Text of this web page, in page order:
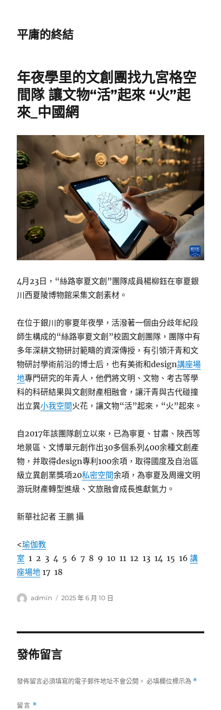
平庸的終結
年夜學里的文創團找九宮格空
間隊 讓文物“活”起來 “火”起
來_中國網
4月23日，“絲路寧夏文創”團隊成員楊柳鈺在寧夏銀
川西夏陵博物館采集文創素材。
在位于銀川的寧夏年夜學，活潑著一個由分歧年紀段
師生構成的“絲路寧夏文創”校園文創團隊，團隊中有
多年深耕文物研討範疇的資深傳授，有引領汗青和文
物研討學術前沿的博士后，也有美術和design講座場
地專門研究的年青人，他們將文明、文物、考古等學
科的科研結果與文創財產相融會，讓汗青與古代碰撞
出立異小我空間火花，讓文物“活”起來，“火”起來。
自2017年該團隊創立以來，已為寧夏、甘肅、陜西等
地景區、文博單元創作出30多個系列400余種文創產
物，并取得design專利100余項，取得國度及自治區
級立異創業獎項20私密空間余項，為寧夏及周邊文明
游玩財產轉型進級、文旅融會成長進獻氣力。
新華社記者 王鵬 攝
<瑜伽教
室 1 2 3 4 5 6 7 8 9 10 11 12 13 14 15 16講
座場地 17 18
作
admin
發
2025 年 6 月 10 日
發佈留言
發佈留言必須填寫的電子郵件地址不會公開。 必填欄位標示為 *
留言 *